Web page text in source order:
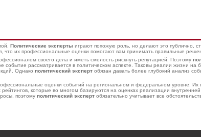
Политические эксперты играют похожую роль, но делают это публично,
их профессиональные оценки помогают вам принимать правильные
своего дела и иметь смелость рискнуть репутацией. Поэтому
рассматривается в политическом аспекте. Таковы реалии жизни на
Однако политический эксперт обязан давать более глубокий анализ
оценки событий на региональном и федеральном уровне. Их
которые во многом базируются на оценках реализации
поэтому политический эксперт обязательно учитывает все